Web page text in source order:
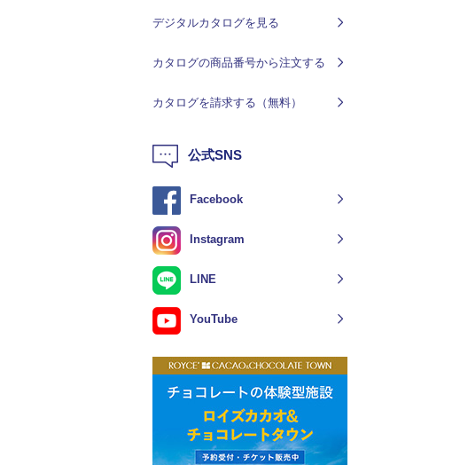
デジタルカタログを見る
カタログの商品番号から注文する
カタログを請求する（無料）
公式SNS
Facebook
Instagram
LINE
YouTube